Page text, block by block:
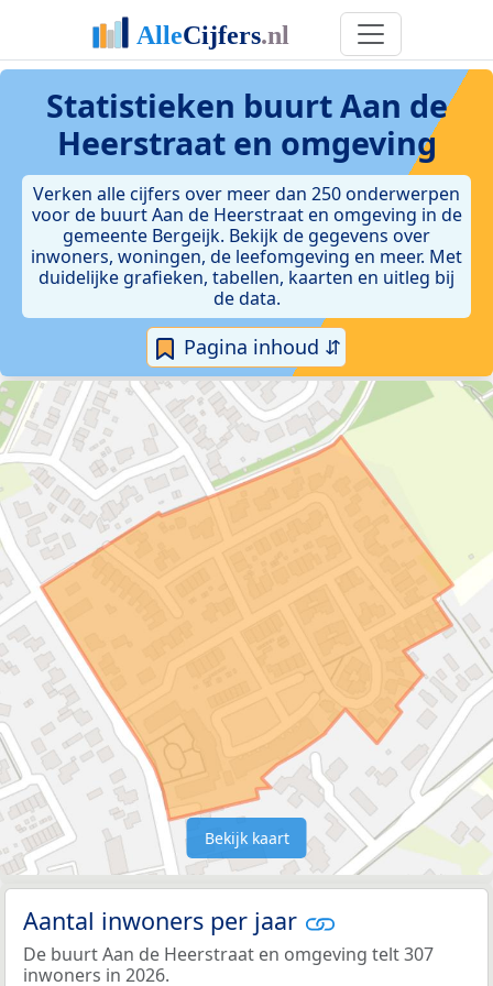
Statistieken buurt Aan de
Heerstraat en omgeving
Verken alle cijfers over meer dan 250 onderwerpen
voor de buurt Aan de Heerstraat en omgeving in de
gemeente Bergeijk. Bekijk de gegevens over
inwoners, woningen, de leefomgeving en meer. Met
duidelijke grafieken, tabellen, kaarten en uitleg bij
de data.
Pagina inhoud ⇵
Bekijk kaart
Aantal inwoners per jaar
De buurt Aan de Heerstraat en omgeving telt 307
inwoners in 2026.